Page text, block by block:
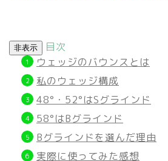
非表示
目次
ウェッジのバウンスとは
私のウェッジ構成
48°・52°はSグラインド
58°はBグラインド
Bグラインドを選んだ理由
実際に使ってみた感想